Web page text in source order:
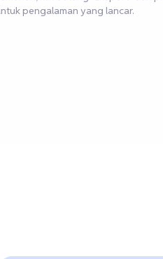
pengalaman yang lancar.